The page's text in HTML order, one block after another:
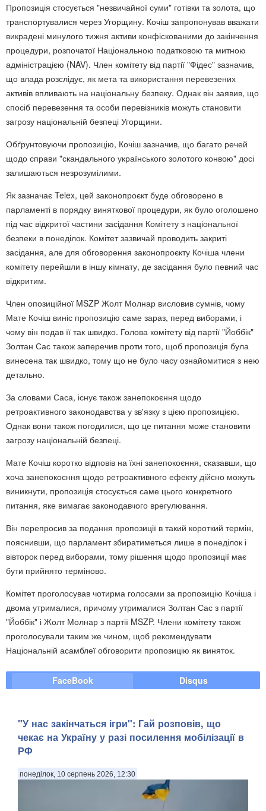
Пропозиція стосується "незвичайної суми" готівки та золота, що
транспортувалися через Угорщину. Кочіш запропонував вважати
викрадені минулого тижня активи конфіскованими до закінчення
процедури, розпочатої Національною податковою та митною
адміністрацією (NAV). Член комітету від партії "Фідес" зазначив,
що влада розслідує, як мета та використання перевезених
активів впливають на національну безпеку. Однак він заявив, що
спосіб перевезення та особи перевізників можуть становити
загрозу національній безпеці Угорщини.
Обґрунтовуючи пропозицію, Кочіш зазначив, що багато речей
щодо справи "скандального українського золотого конвою" досі
залишаються незрозумілими.
Як зазначає Telex, цей законопроєкт буде обговорено в
парламенті в порядку виняткової процедури, як було оголошено
під час відкритої частини засідання Комітету з національної
безпеки в понеділок. Комітет зазвичай проводить закриті
засідання, але для обговорення законопроєкту Кочіша члени
комітету перейшли в іншу кімнату, де засідання було певний час
відкритим.
Член опозиційної MSZP Жолт Молнар висловив сумнів, чому
Мате Кочіш виніс пропозицію саме зараз, перед виборами, і
чому він подав її так швидко. Голова комітету від партії "Йоббік"
Золтан Сас також заперечив проти того, щоб пропозиція була
винесена так швидко, тому що не було часу ознайомитися з нею
детально.
За словами Саса, існує також занепокоєння щодо
ретроактивного законодавства у зв'язку з цією пропозицією.
Однак вони також погодилися, що це питання може становити
загрозу національній безпеці.
Мате Кочіш коротко відповів на їхні занепокоєння, сказавши, що
хоча занепокоєння щодо ретроактивного ефекту дійсно можуть
виникнути, пропозиція стосується саме цього конкретного
питання, яке вимагає законодавчого врегулювання.
Він перепросив за подання пропозиції в такий короткий термін,
пояснивши, що парламент збиратиметься лише в понеділок і
вівторок перед виборами, тому рішення щодо пропозиції має
бути прийнято терміново.
Комітет проголосував чотирма голосами за пропозицію Кочіша і
двома утрималися, причому утрималися Золтан Сас з партії
"Йоббік" і Жолт Молнар з партії MSZP. Члени комітету також
проголосували таким же чином, щоб рекомендувати
Національній асамблеї обговорити пропозицію як виняток.
FaceBook Disqus
"У нас закінчаться ігри": Гай розповів, що
чекає на Україну у разі посилення мобілізації в
РФ
понеділок, 10 серпень 2026, 12:30